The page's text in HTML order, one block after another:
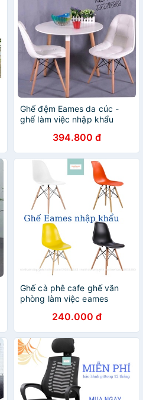
Ghế đệm Eames da cúc -
ghế làm việc nhập khẩu
394.800 đ
Ghế cà phê cafe ghế văn
phòng làm việc eames
240.000 đ